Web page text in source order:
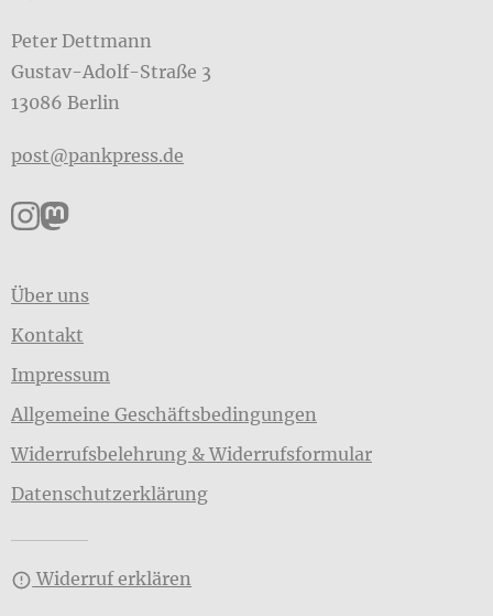
Peter Dettmann
Gustav-Adolf-Straße 3
13086 Berlin
post@pankpress.de
Pankpress auf Instagram
Pankpress auf Mastodon
Über uns
Kontakt
Impressum
Allgemeine Geschäftsbedingungen
Widerrufsbelehrung & Widerrufsformular
Datenschutzerklärung
Widerruf erklären